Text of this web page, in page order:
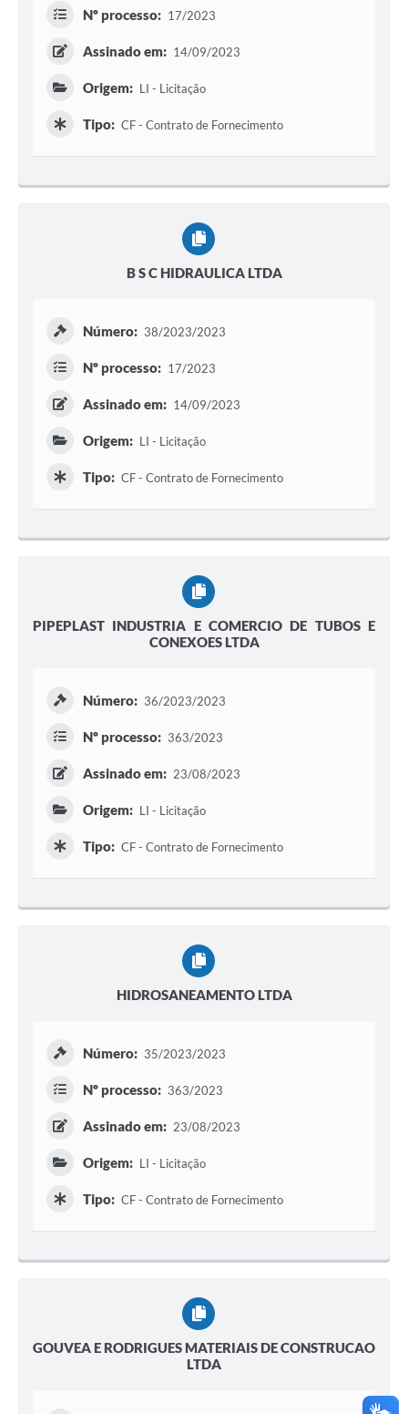
Nº processo: 17/2023
Assinado em: 14/09/2023
Origem: LI - Licitação
Tipo: CF - Contrato de Fornecimento
B S C HIDRAULICA LTDA
Número: 38/2023/2023
Nº processo: 17/2023
Assinado em: 14/09/2023
Origem: LI - Licitação
Tipo: CF - Contrato de Fornecimento
PIPEPLAST INDUSTRIA E COMERCIO DE TUBOS E
CONEXOES LTDA
Número: 36/2023/2023
Nº processo: 363/2023
Assinado em: 23/08/2023
Origem: LI - Licitação
Tipo: CF - Contrato de Fornecimento
HIDROSANEAMENTO LTDA
Número: 35/2023/2023
Nº processo: 363/2023
Assinado em: 23/08/2023
Origem: LI - Licitação
Tipo: CF - Contrato de Fornecimento
GOUVEA E RODRIGUES MATERIAIS DE CONSTRUCAO
LTDA